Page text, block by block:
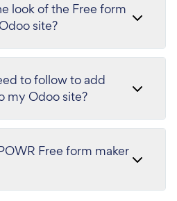
look of the Free form
site?
to follow to add
my Odoo site?
Free form maker